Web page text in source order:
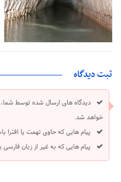
ثبت دیدگاه
دیدگاه های ارسال شده توسط
خواهد شد.
پیام هایی که حاوی تهمت یا
پیام هایی که به غیر از زبان